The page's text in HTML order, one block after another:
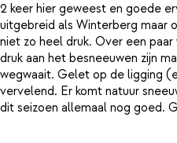
2 keer hier geweest en goede
uitgebreid als Winterberg maar
niet zo heel druk. Over een
druk aan het besneeuwen zijn
wegwaait. Gelet op de ligging
vervelend. Er komt natuur